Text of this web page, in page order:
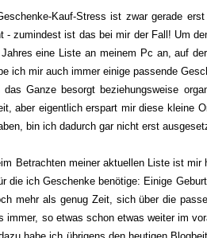
Kauf-Stress ist zwar gerade
- zumindest ist das bei mir der Fall! Um
eine Liste an meinem Pc an, auf
ich mir auch immer einige passende
Ganze besorgt beziehungsweise
aber eigentlich erspart mir diese kleine
bin ich dadurch gar nicht erst
Betrachten meiner aktuellen Liste ist
die ich Geschenke benötige: Einige
mehr als genug Zeit, sich über die
immer, so etwas schon etwas weiter im